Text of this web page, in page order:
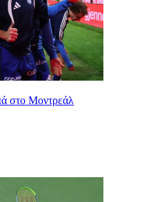
στο Μοντρεάλ